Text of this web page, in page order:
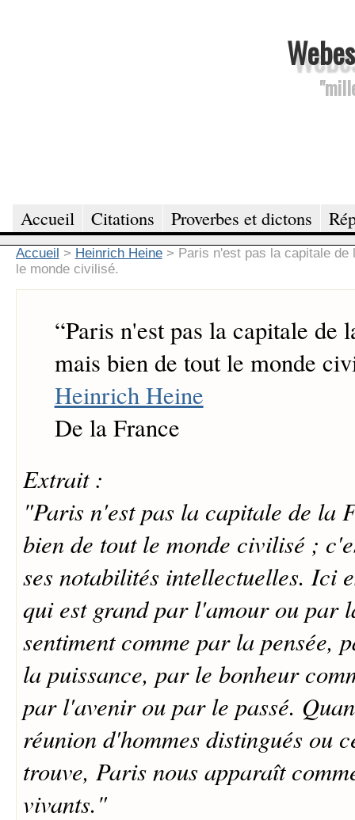
Accueil Citations Proverbes et dictons
Accueil > Heinrich Heine > Paris n'est pas la capitale
le monde civilisé.
“Paris n'est pas la capitale de
mais bien de tout le monde
Heinrich Heine
De la France
Extrait :
"Paris n'est pas la capitale de la
bien de tout le monde civilisé ;
ses notabilités intellectuelles. Ici
qui est grand par l'amour ou par
sentiment comme par la pensée,
la puissance, par le bonheur
par l'avenir ou par le passé.
réunion d'hommes distingués ou
trouve, Paris nous apparaît
vivants."